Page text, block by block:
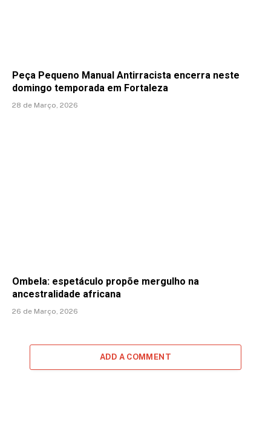
Peça Pequeno Manual Antirracista encerra neste
domingo temporada em Fortaleza
28 de Março, 2026
Ombela: espetáculo propõe mergulho na
ancestralidade africana
26 de Março, 2026
ADD A COMMENT